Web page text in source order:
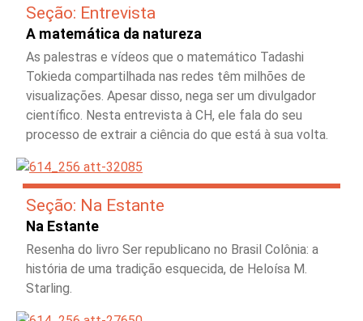
Seção: Entrevista
A matemática da natureza
As palestras e vídeos que o matemático Tadashi
Tokieda compartilhada nas redes têm milhões de
visualizações. Apesar disso, nega ser um divulgador
científico. Nesta entrevista à CH, ele fala do seu
processo de extrair a ciência do que está à sua volta.
Seção: Na Estante
Na Estante
Resenha do livro Ser republicano no Brasil Colônia: a
história de uma tradição esquecida, de Heloísa M.
Starling.